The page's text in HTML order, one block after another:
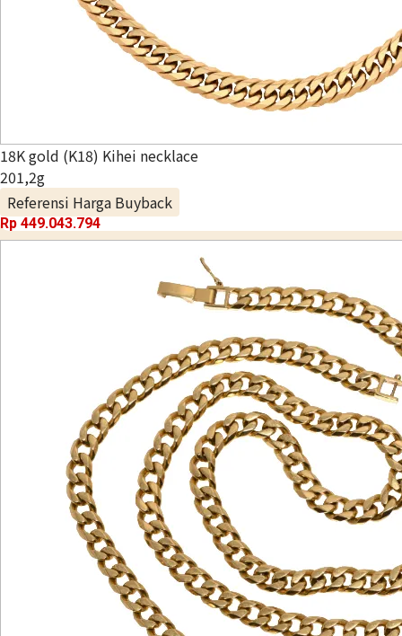
18K gold (K18) Kihei necklace
201,2g
Referensi Harga Buyback
Rp 449.043.794